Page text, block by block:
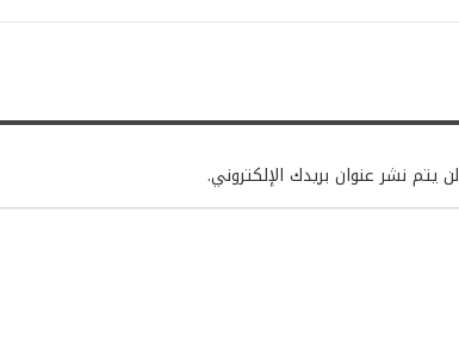
لن يتم نشر عنوان بريدك الإلكتروني.